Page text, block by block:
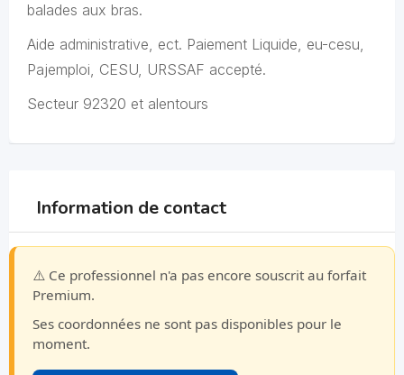
balades aux bras.
Aide administrative, ect. Paiement Liquide, eu-cesu,
Pajemploi, CESU, URSSAF accepté.
Secteur 92320 et alentours
Information de contact
⚠️ Ce professionnel n'a pas encore souscrit au forfait
Premium.
Ses coordonnées ne sont pas disponibles pour le
moment.